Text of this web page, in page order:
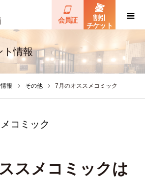
割引
チケット
会員証
ト情報
報 その他 7月のオススメコミック
コミック
スメコミックは